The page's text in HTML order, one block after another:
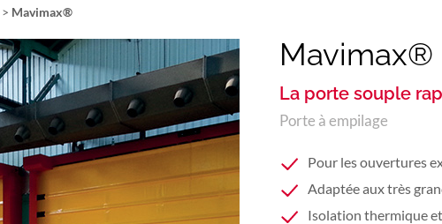
> Mavimax®
Mavimax®
La porte souple
Porte à empilage
Pour les ouvertures
Adaptée aux très
Isolation thermique